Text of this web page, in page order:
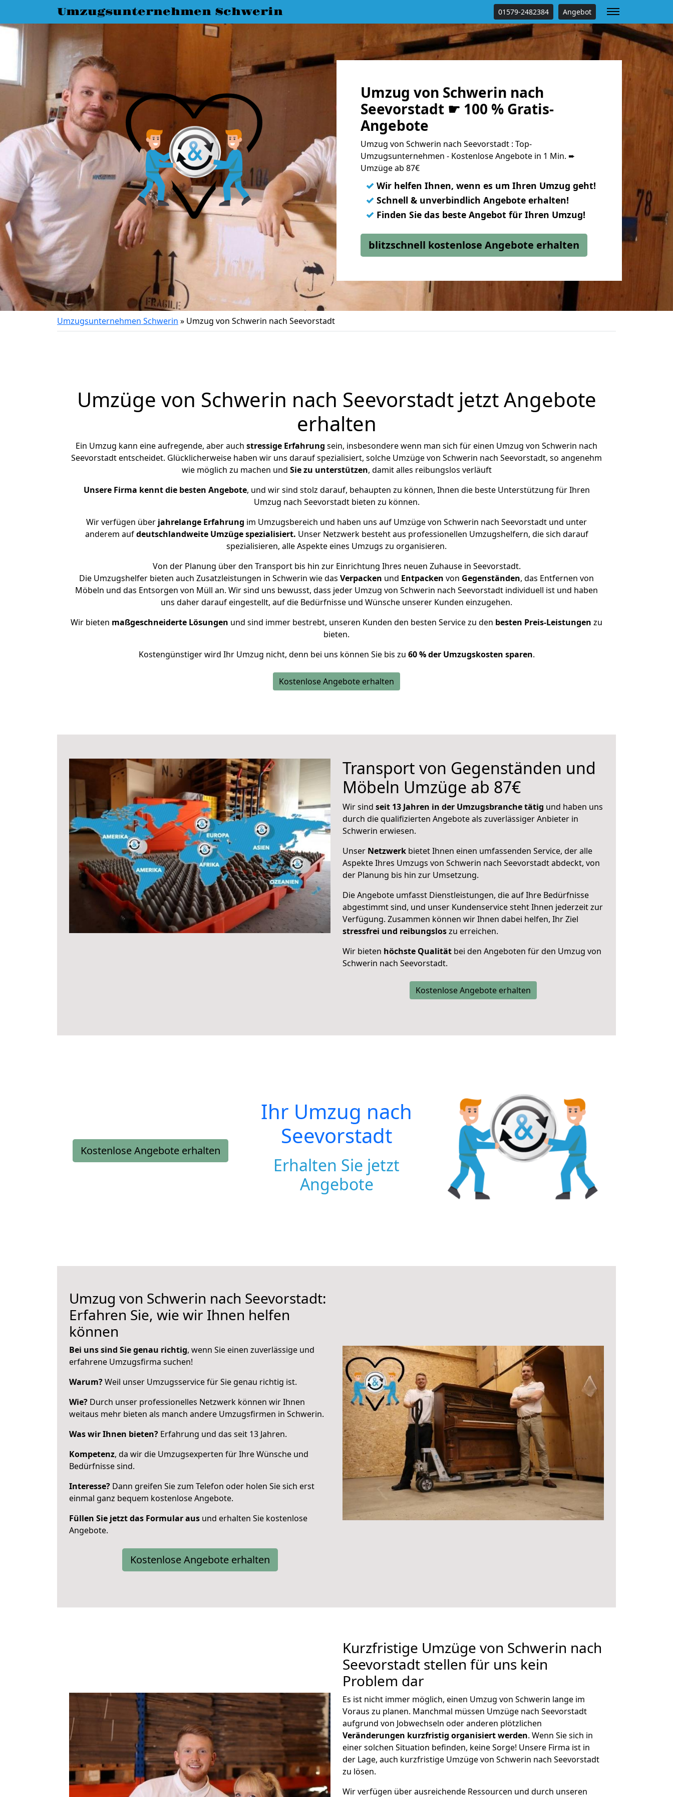
Umzugsunternehmen Schwerin 01579-2482384 Angebot
Umzug von Schwerin nach
Seevorstadt ☛ 100 % Gratis-
Angebote
Umzug von Schwerin nach Seevorstadt : Top-
Umzugsunternehmen - Kostenlose Angebote in 1 Min. ➨
Umzüge ab 87€
✓ Wir helfen Ihnen, wenn es um Ihren Umzug geht!
✓ Schnell & unverbindlich Angebote erhalten!
✓ Finden Sie das beste Angebot für Ihren Umzug!
blitzschnell kostenlose Angebote erhalten
Umzugsunternehmen Schwerin » Umzug von Schwerin nach Seevorstadt
Umzüge von Schwerin nach Seevorstadt jetzt Angebote
erhalten
Ein Umzug kann eine aufregende, aber auch stressige Erfahrung sein, insbesondere wenn man sich für einen Umzug von Schwerin nach
Seevorstadt entscheidet. Glücklicherweise haben wir uns darauf spezialisiert, solche Umzüge von Schwerin nach Seevorstadt, so angenehm
wie möglich zu machen und Sie zu unterstützen, damit alles reibungslos verläuft
Unsere Firma kennt die besten Angebote, und wir sind stolz darauf, behaupten zu können, Ihnen die beste Unterstützung für Ihren
Umzug nach Seevorstadt bieten zu können.
Wir verfügen über jahrelange Erfahrung im Umzugsbereich und haben uns auf Umzüge von Schwerin nach Seevorstadt und unter
anderem aufdeutschlandweite Umzüge spezialisiert. Unser Netzwerk besteht aus professionellen Umzugshelfern, die sich darauf
spezialisieren, alle Aspekte eines Umzugs zu organisieren.
Von der Planung über den Transport bis hin zur Einrichtung Ihres neuen Zuhause in Seevorstadt.
Die Umzugshelfer bieten auch Zusatzleistungen in Schwerin wie das Verpacken und Entpacken von Gegenständen, das Entfernen von
Möbeln und das Entsorgen von Müll an. Wir sind uns bewusst, dass jeder Umzug von Schwerin nach Seevorstadt individuell ist und haben
uns daher darauf eingestellt, auf die Bedürfnisse und Wünsche unserer Kunden einzugehen.
Wir bieten maßgeschneiderte Lösungen und sind immer bestrebt, unseren Kunden den besten Service zu den besten Preis-Leistungen zu
bieten.
Kostengünstiger wird Ihr Umzug nicht, denn bei uns können Sie bis zu 60 % der Umzugskosten sparen.
Kostenlose Angebote erhalten
Transport von Gegenständen und
Möbeln Umzüge ab 87€
Wir sind seit 13 Jahren in der Umzugsbranche tätig und haben uns
durch die qualifizierten Angebote als zuverlässiger Anbieter in
Schwerin erwiesen.
Unser Netzwerk bietet Ihnen einen umfassenden Service, der alle
Aspekte Ihres Umzugs von Schwerin nach Seevorstadt abdeckt, von
der Planung bis hin zur Umsetzung.
Die Angebote umfasst Dienstleistungen, die auf Ihre Bedürfnisse
abgestimmt sind, und unser Kundenservice steht Ihnen jederzeit zur
Verfügung. Zusammen können wir Ihnen dabei helfen, Ihr Ziel
stressfrei und reibungsloszu erreichen.
Wir bieten höchste Qualität bei den Angeboten für den Umzug von
Schwerin nach Seevorstadt.
Kostenlose Angebote erhalten
Kostenlose Angebote erhalten
Ihr Umzug nach
Seevorstadt
Erhalten Sie jetzt
Angebote
Umzug von Schwerin nach Seevorstadt:
Erfahren Sie, wie wir Ihnen helfen
können
Bei uns sind Sie genau richtig, wenn Sie einen zuverlässige und
erfahrene Umzugsfirma suchen!
Warum?Weil unser Umzugsservice für Sie genau richtig ist.
Wie? Durch unser professionelles Netzwerk können wir Ihnen
weitaus mehr bieten als manch andere Umzugsfirmen in Schwerin.
Was wir Ihnen bieten? Erfahrung und das seit 13 Jahren.
Kompetenz, da wir die Umzugsexperten für Ihre Wünsche und
Bedürfnisse sind.
Interesse? Dann greifen Sie zum Telefon oder holen Sie sich erst
einmal ganz bequem kostenlose Angebote.
Füllen Sie jetzt das Formular aus und erhalten Sie kostenlose
Angebote.
Kostenlose Angebote erhalten
Kurzfristige Umzüge von Schwerin nach
Seevorstadt stellen für uns kein
Problem dar
Es ist nicht immer möglich, einen Umzug von Schwerin lange im
Voraus zu planen. Manchmal müssen Umzüge nach Seevorstadt
aufgrund von Jobwechseln oder anderen plötzlichen
Veränderungen kurzfristig organisiert werden. Wenn Sie sich in
einer solchen Situation befinden, keine Sorge! Unsere Firma ist in
der Lage, auch kurzfristige Umzüge von Schwerin nach Seevorstadt
zu lösen.
Wir verfügen über ausreichende Ressourcen und durch unseren